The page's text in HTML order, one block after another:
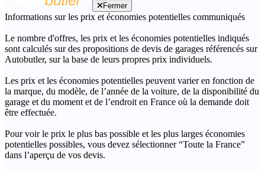
Fermer
Informations sur les prix et économies potentielles communiqués
Le nombre d'offres, les prix et les économies potentielles indiqués
sont calculés sur des propositions de devis de garages référencés sur
Autobutler, sur la base de leurs propres prix individuels.
Les prix et les économies potentielles peuvent varier en fonction de
la marque, du modèle, de l’année de la voiture, de la disponibilité du
garage et du moment et de l’endroit en France où la demande doit
être effectuée.
Pour voir le prix le plus bas possible et les plus larges économies
potentielles possibles, vous devez sélectionner “Toute la France”
dans l’aperçu de vos devis.